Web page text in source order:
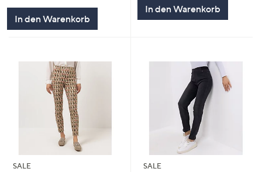
In den Warenkorb
In den Warenkorb
SALE
SALE